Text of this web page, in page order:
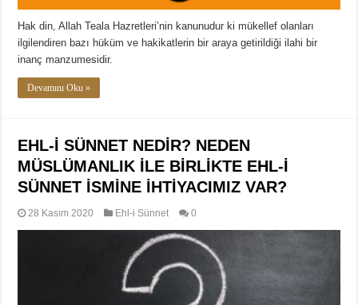
Hak din, Allah Teala Hazretleri’nin kanunudur ki mükellef olanları
ilgilendiren bazı hüküm ve hakikatlerin bir araya getirildiği ilahi bir
inanç manzumesidir.
Devamını Oku »
EHL-İ SÜNNET NEDİR? NEDEN
MÜSLÜMANLIK İLE BİRLİKTE EHL-İ
SÜNNET İSMİNE İHTİYACIMIZ VAR?
28 Kasım 2020 Ehl-i Sünnet 0